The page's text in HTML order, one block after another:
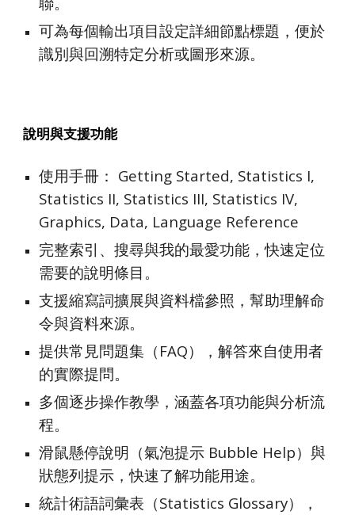
可為每個輸出項目設定詳細節點標題，便於
識別與回溯特定分析或圖形來源。
說明與支援功能
使用手冊： Getting Started, Statistics I,
Statistics II, Statistics III, Statistics IV,
Graphics, Data, Language Reference
完整索引、搜尋與我的最愛功能，快速定位
需要的說明條目。
支援縮寫詞擴展與資料檔參照，幫助理解命
令與資料來源。
提供常見問題集（FAQ），解答來自使用者
的實際提問。
多個逐步操作教學，涵蓋各項功能與分析流
程。
滑鼠懸停說明（氣泡提示 Bubble Help）與
狀態列提示，快速了解功能用途。
統計術語詞彙表（Statistics Glossary），